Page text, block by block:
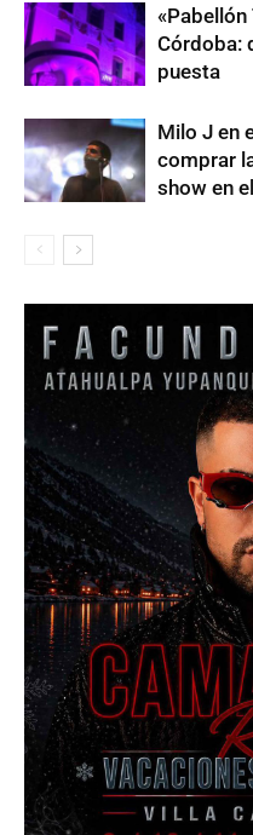
«Pabellón
Córdoba:
puesta
Milo J en
comprar
show en